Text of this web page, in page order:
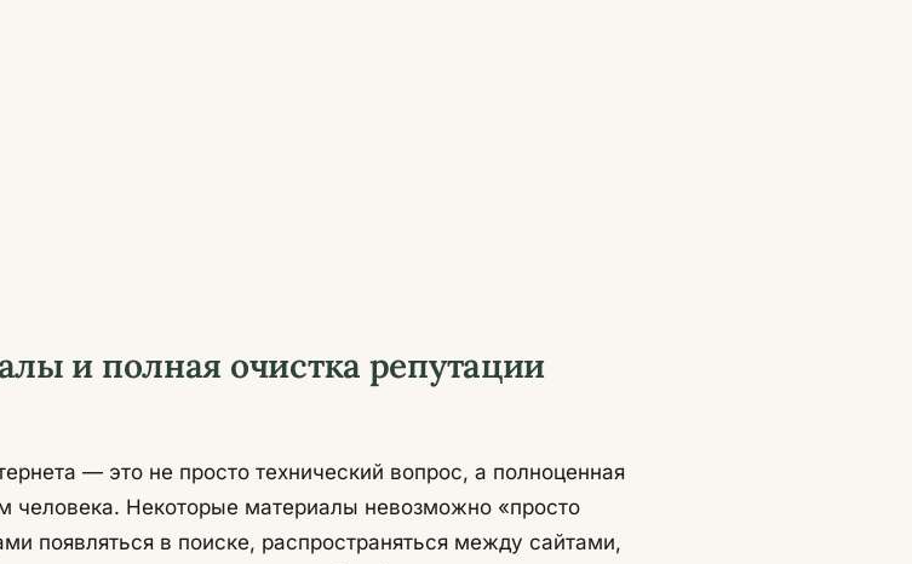
и полная очистка репутации
— это не просто технический вопрос, а полноценная
человека. Некоторые материалы невозможно «просто
появляться в поиске, распространяться между сайтами,